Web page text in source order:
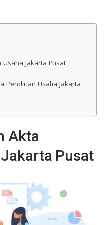
Jakarta Pusat
Pendirian Usaha Jakarta
Akta
Pusat